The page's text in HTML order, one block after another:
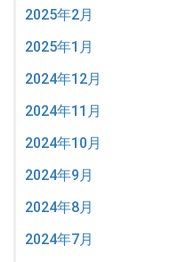
2025年2月
2025年1月
2024年12月
2024年11月
2024年10月
2024年9月
2024年8月
2024年7月